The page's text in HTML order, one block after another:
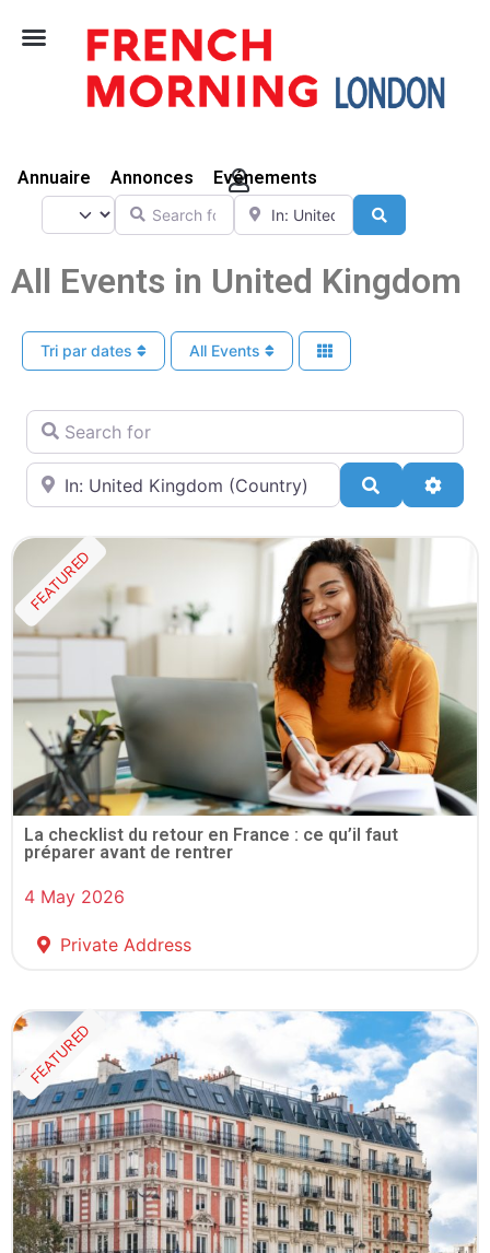
Annuaire Annonces Evénements
Select search type
Search for Near
All Events in United Kingdom
Tri par dates All Events
Search for
Near
Search
FEATURED
La checklist du retour en France : ce qu’il faut
préparer avant de rentrer
4 May 2026
Private Address
FEATURED